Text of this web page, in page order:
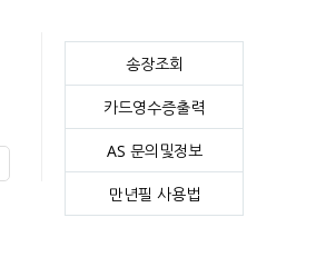
송장조회
카드영수증출력
AS 문의및정보
만년필 사용법